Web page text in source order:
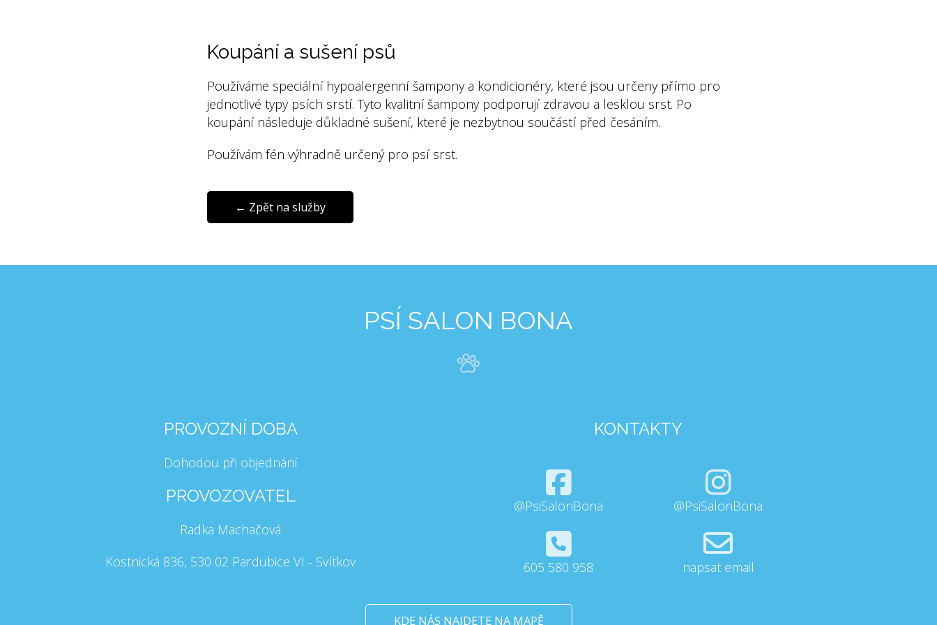
Koupání a sušení psů
Používáme speciální hypoalergenní šampony a kondicionéry, které jsou určeny přímo pro
jednotlivé typy psích srstí. Tyto kvalitní šampony podporují zdravou a lesklou srst. Po
koupání následuje důkladné sušení, které je nezbytnou součástí před česáním.
Používám fén výhradně určený pro psí srst.
← Zpět na služby
PSÍ SALON BONA
PROVOZNÍ DOBA
Dohodou při objednání
PROVOZOVATEL
Radka Machačová
Kostnická 836, 530 02 Pardubice VI - Svítkov
KONTAKTY
@PsiSalonBona @PsiSalonBona
605 580 958 napsat email
KDE NÁS NAJDETE NA MAPĚ